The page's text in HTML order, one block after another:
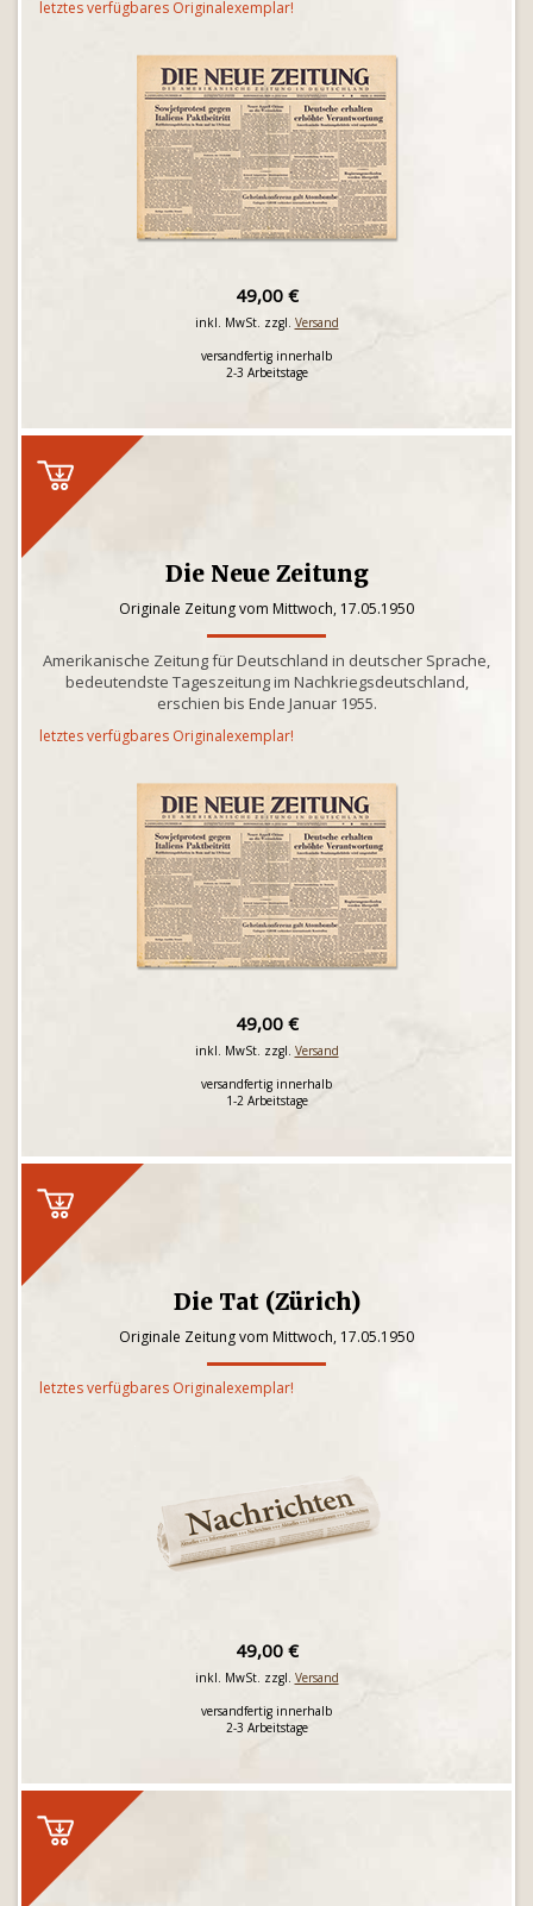
letztes verfügbares Originalexemplar!
49,00 €
inkl. MwSt. zzgl. Versand
versandfertig innerhalb
2-3 Arbeitstage
Die Neue Zeitung
Originale Zeitung vom Mittwoch, 17.05.1950
Amerikanische Zeitung für Deutschland in deutscher Sprache,
bedeutendste Tageszeitung im Nachkriegsdeutschland,
erschien bis Ende Januar 1955.
letztes verfügbares Originalexemplar!
49,00 €
inkl. MwSt. zzgl. Versand
versandfertig innerhalb
1-2 Arbeitstage
Die Tat (Zürich)
Originale Zeitung vom Mittwoch, 17.05.1950
letztes verfügbares Originalexemplar!
49,00 €
inkl. MwSt. zzgl. Versand
versandfertig innerhalb
2-3 Arbeitstage